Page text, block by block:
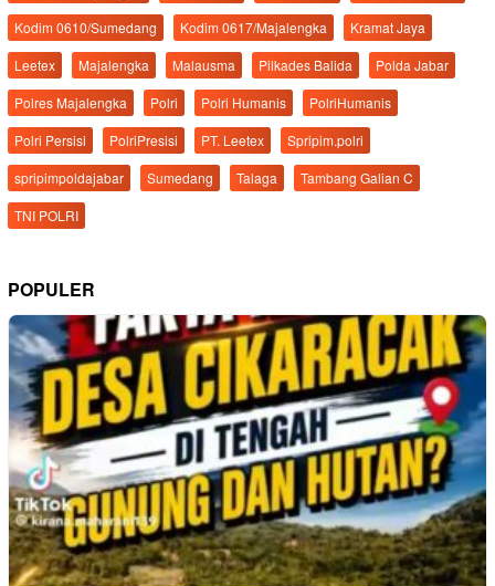
Kodim 0610/Sumedang
Kodim 0617/Majalengka
Kramat Jaya
Leetex
Majalengka Malausma Pilkades Balida
Polda Jabar
Polres Majalengka
Polri Polri Humanis
PolriHumanis
Polri Persisi
PolriPresisi PT. Leetex
Spripim.polri
spripimpoldajabar
Sumedang Talaga
Tambang Galian C
TNI POLRI
POPULER